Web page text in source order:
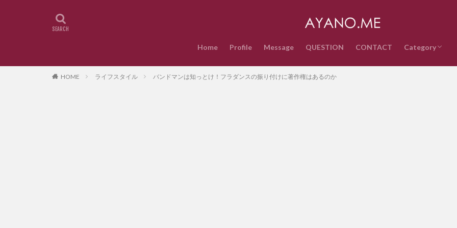
Home Profile Message QUESTION CONTACT Category
音楽
インターネッ
テクノロジー
ライフスタイ
政治経済
時事ネタ
エンタメ・ス
雑記
QUESTION
HOME ライフスタイル バンドマンは知っとけ！フラダンスの振り付けに著作権はあるのか